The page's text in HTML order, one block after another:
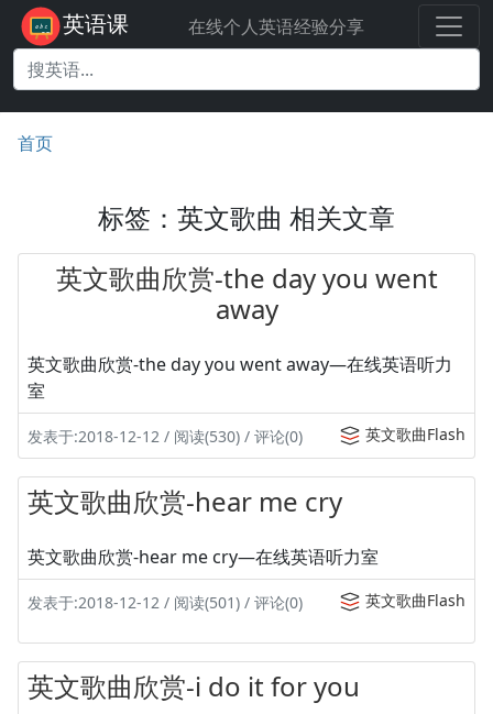
英语课 在线个人英语经验分享
首页
标签：英文歌曲 相关文章
英文歌曲欣赏-the day you went
away
英文歌曲欣赏-the day you went away—在线英语听力
室
发表于:2018-12-12 / 阅读(530) / 评论(0) 英文歌曲Flash
英文歌曲欣赏-hear me cry
英文歌曲欣赏-hear me cry—在线英语听力室
发表于:2018-12-12 / 阅读(501) / 评论(0) 英文歌曲Flash
英文歌曲欣赏-i do it for you